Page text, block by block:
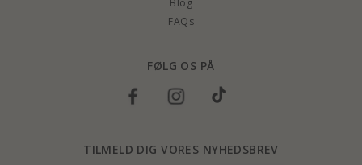
Blog
FAQs
FØLG OS PÅ
TILMELD DIG VORES NYHEDSBREV